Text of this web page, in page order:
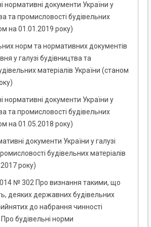
нормативні документи України у
та промисловості будівельних
на 01.01.2019 року)
норм та нормативних документів
у галузі будівництва та
матеріалів України (станом
нормативні документи України у
та промисловості будівельних
на 01.05.2018 року)
документи України у галузі
будівельних матеріалів
року)
№ 302 Про визнання такими, що
деяких державних будівельних
до набрання чинності
будівельні норми